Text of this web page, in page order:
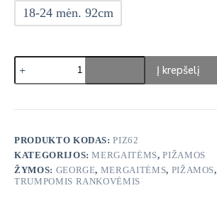
18-24 mėn. 92cm
produkto
kiekis:
George
3vnt
Į krepšelį
PRODUKTO KODAS:PIZ62
KATEGORIJOS:MERGAITĖMS,PIŽAMOS
ŽYMOS: GEORGE, MERGAITĖMS, PIŽAMOS,
TRUMPOMIS RANKOVĖMIS